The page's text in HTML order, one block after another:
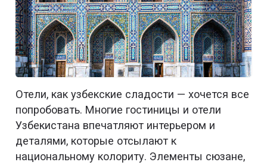
Отели, как узбекские сладости — хочется все
попробовать. Многие гостиницы и отели
Узбекистана впечатляют интерьером и
деталями, которые отсылают к
национальному колориту. Элементы сюзане,